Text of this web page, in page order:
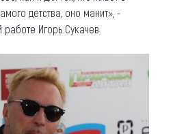
детства, оно манит», -
Игорь Сукачев.